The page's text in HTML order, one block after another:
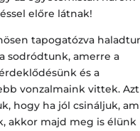
előre látnak!
tapogatózva
sodródtunk, amerre a
és a
vonzalmaink vittek. Azt
hogy ha jól csináljuk,
akkor majd meg is élünk